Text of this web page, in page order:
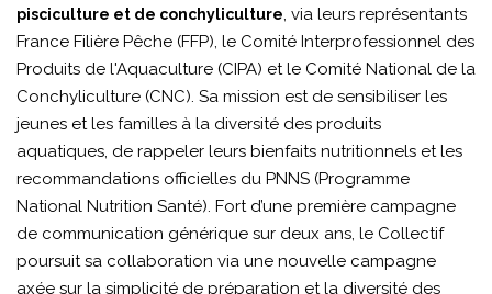
pisciculture et de conchyliculture, via leurs représentants
France Filière Pêche (FFP), le Comité Interprofessionnel des
Produits de l'Aquaculture (CIPA) et le Comité National de la
Conchyliculture (CNC). Sa mission est de sensibiliser les
jeunes et les familles à la diversité des produits
aquatiques, de rappeler leurs bienfaits nutritionnels et les
recommandations officielles du PNNS (Programme
National Nutrition Santé). Fort d’une première campagne
de communication générique sur deux ans, le Collectif
poursuit sa collaboration via une nouvelle campagne
axée sur la simplicité de préparation et la diversité des